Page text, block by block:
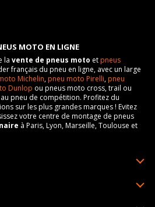
MOTO EN LIGNE
la vente de pneus moto etpneus
français du pneu en ligne, avec un large
Michelin,pneu moto Pirelli,pneu
Dunlop ou pneus moto cross, trail ou
pneu de compétition. Profitez du
sur les plus grandes marques ! Evitez
votre centre de montage de pneus
à Paris, Lyon, Marseille, Toulouse et